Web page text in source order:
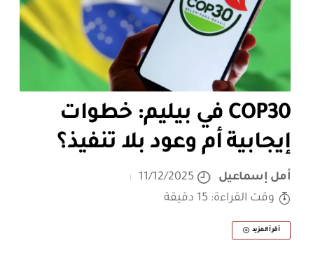
COP30 في بيليم: خطوات
إيجابية أم وعود بلا تنفيذ؟
أمل إسماعيل
11/12/2025
وقت القراءة: 15 دقيقة
أقرأ المزيد